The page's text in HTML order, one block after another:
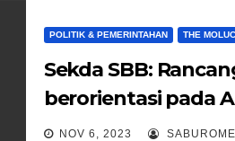
POLITIK & PEMERINTAHAN THE
Sekda SBB:
berorientasi pada
Berbasis Kinerja,
NOV 6, 2023